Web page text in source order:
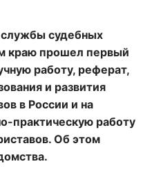
судебных
краю прошел первый
работу, реферат,
и развития
в России и на
практическую работу
Об этом